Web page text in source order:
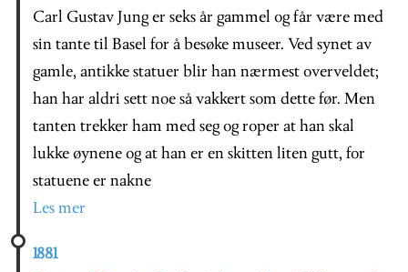
Carl Gustav Jung er seks år gammel og får være med
sin tante til Basel for å besøke museer. Ved synet av
gamle, antikke statuer blir han nærmest overveldet;
han har aldri sett noe så vakkert som dette før. Men
tanten trekker ham med seg og roper at han skal
lukke øynene og at han er en skitten liten gutt, for
statuene er nakne
Les mer
1881